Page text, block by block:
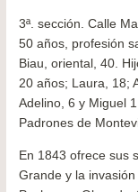
3ª. sección. Calle
50 años, profesión
Biau, oriental, 40.
20 años; Laura, 18;
Adelino, 6 y Miguel
Padrones de
En 1843 ofrece sus
Grande y la